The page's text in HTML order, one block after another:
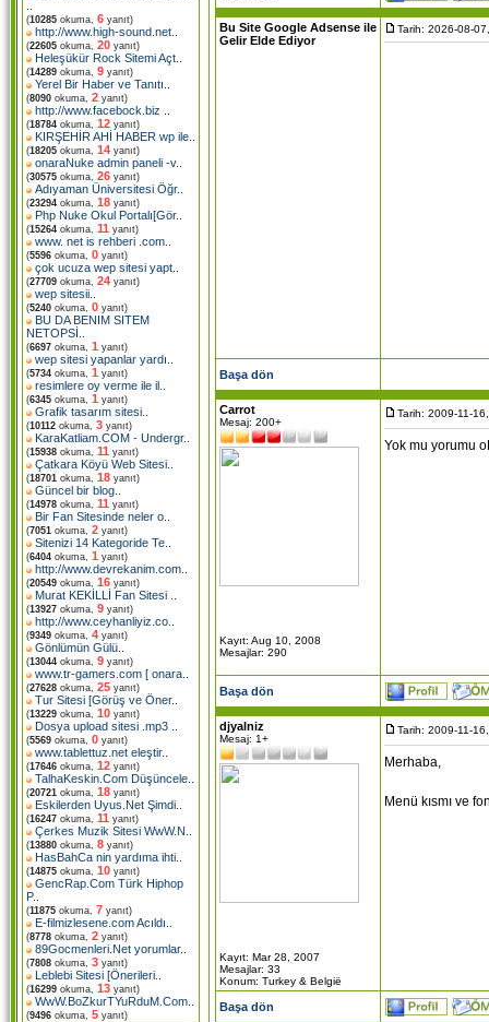
(10285 okuma, 6 yanıt)
http://www.high-sound.net
(22605 okuma, 20 yanıt)
Heleşükür Rock Sitemi Açt
(14289 okuma, 9 yanıt)
Yerel Bir Haber ve Tanıtı
(8090 okuma, 2 yanıt)
http://www.facebock.biz
(18784 okuma, 12 yanıt)
KIRŞEHİR AHİ HABER wp ile
(18205 okuma, 14 yanıt)
onaraNuke admin paneli -v..
(30575 okuma, 26 yanıt)
Adıyaman Üniversitesi Öğr..
(23294 okuma, 18 yanıt)
Php Nuke Okul Portalı[Gör..
(15264 okuma, 11 yanıt)
www. net is rehberi .com
(5596 okuma, 0 yanıt)
çok ucuza wep sitesi yapt
(27709 okuma, 24 yanıt)
wep sitesii
(5240 okuma, 0 yanıt)
BU DA BENIM SITEM
NETOPSİ
(6697 okuma, 1 yanıt)
wep sitesi yapanlar yardı
(5734 okuma, 1 yanıt)
resimlere oy verme ile il
(6345 okuma, 1 yanıt)
Grafik tasarım sitesi
(10112 okuma, 3 yanıt)
KaraKatliam.COM - Undergr..
(15938 okuma, 11 yanıt)
Çatkara Köyü Web Sitesi
(18701 okuma, 18 yanıt)
Güncel bir blog
(14978 okuma, 11 yanıt)
Bir Fan Sitesinde neler o
(7051 okuma, 2 yanıt)
Sitenizi 14 Kategoride Te
(6404 okuma, 1 yanıt)
http://www.devrekanim.com
(20549 okuma, 16 yanıt)
Murat KEKİLLİ Fan Sitesi
(13927 okuma, 9 yanıt)
http://www.ceyhanliyiz.co
(9349 okuma, 4 yanıt)
Gönlümün Gülü
(13044 okuma, 9 yanıt)
www.tr-gamers.com [ onara
(27628 okuma, 25 yanıt)
Tur Sitesi [Görüş ve Öner..
(13229 okuma, 10 yanıt)
Dosya upload sitesi .mp3
(5569 okuma, 0 yanıt)
www.tablettuz.net eleştir..
(17646 okuma, 12 yanıt)
TalhaKeskin.Com Düşüncele
(20721 okuma, 18 yanıt)
Eskilerden Uyus.Net Şimdi
(16247 okuma, 11 yanıt)
Çerkes Muzik Sitesi WwW.N
(13880 okuma, 8 yanıt)
HasBahCa nin yardıma ihti
(14875 okuma, 10 yanıt)
GencRap.Com Türk Hiphop
P..
(11875 okuma, 7 yanıt)
E-filmizlesene.com Acıldı
(8778 okuma, 2 yanıt)
89Gocmenleri.Net yorumlar..
(7808 okuma, 3 yanıt)
Leblebi Sitesi [Önerileri
(16299 okuma, 13 yanıt)
WwW.BoZkurTYuRduM.Com
(9496 okuma, 5 yanıt)
Bu Site Google Adsense ile
Gelir Elde Ediyor
Tarih: 2026-08-
Başa dön
Carrot
Mesaj: 200+
Kayıt: Aug 10, 2008
Mesajlar: 290
Tarih: 2009-11-
Yok mu yorumu
Başa dön
djyalniz
Mesaj: 1+
Kayıt: Mar 28, 2007
Mesajlar: 33
Konum: Turkey & België
Tarih: 2009-11-
Merhaba,
Menü kısmı ve
Başa dön